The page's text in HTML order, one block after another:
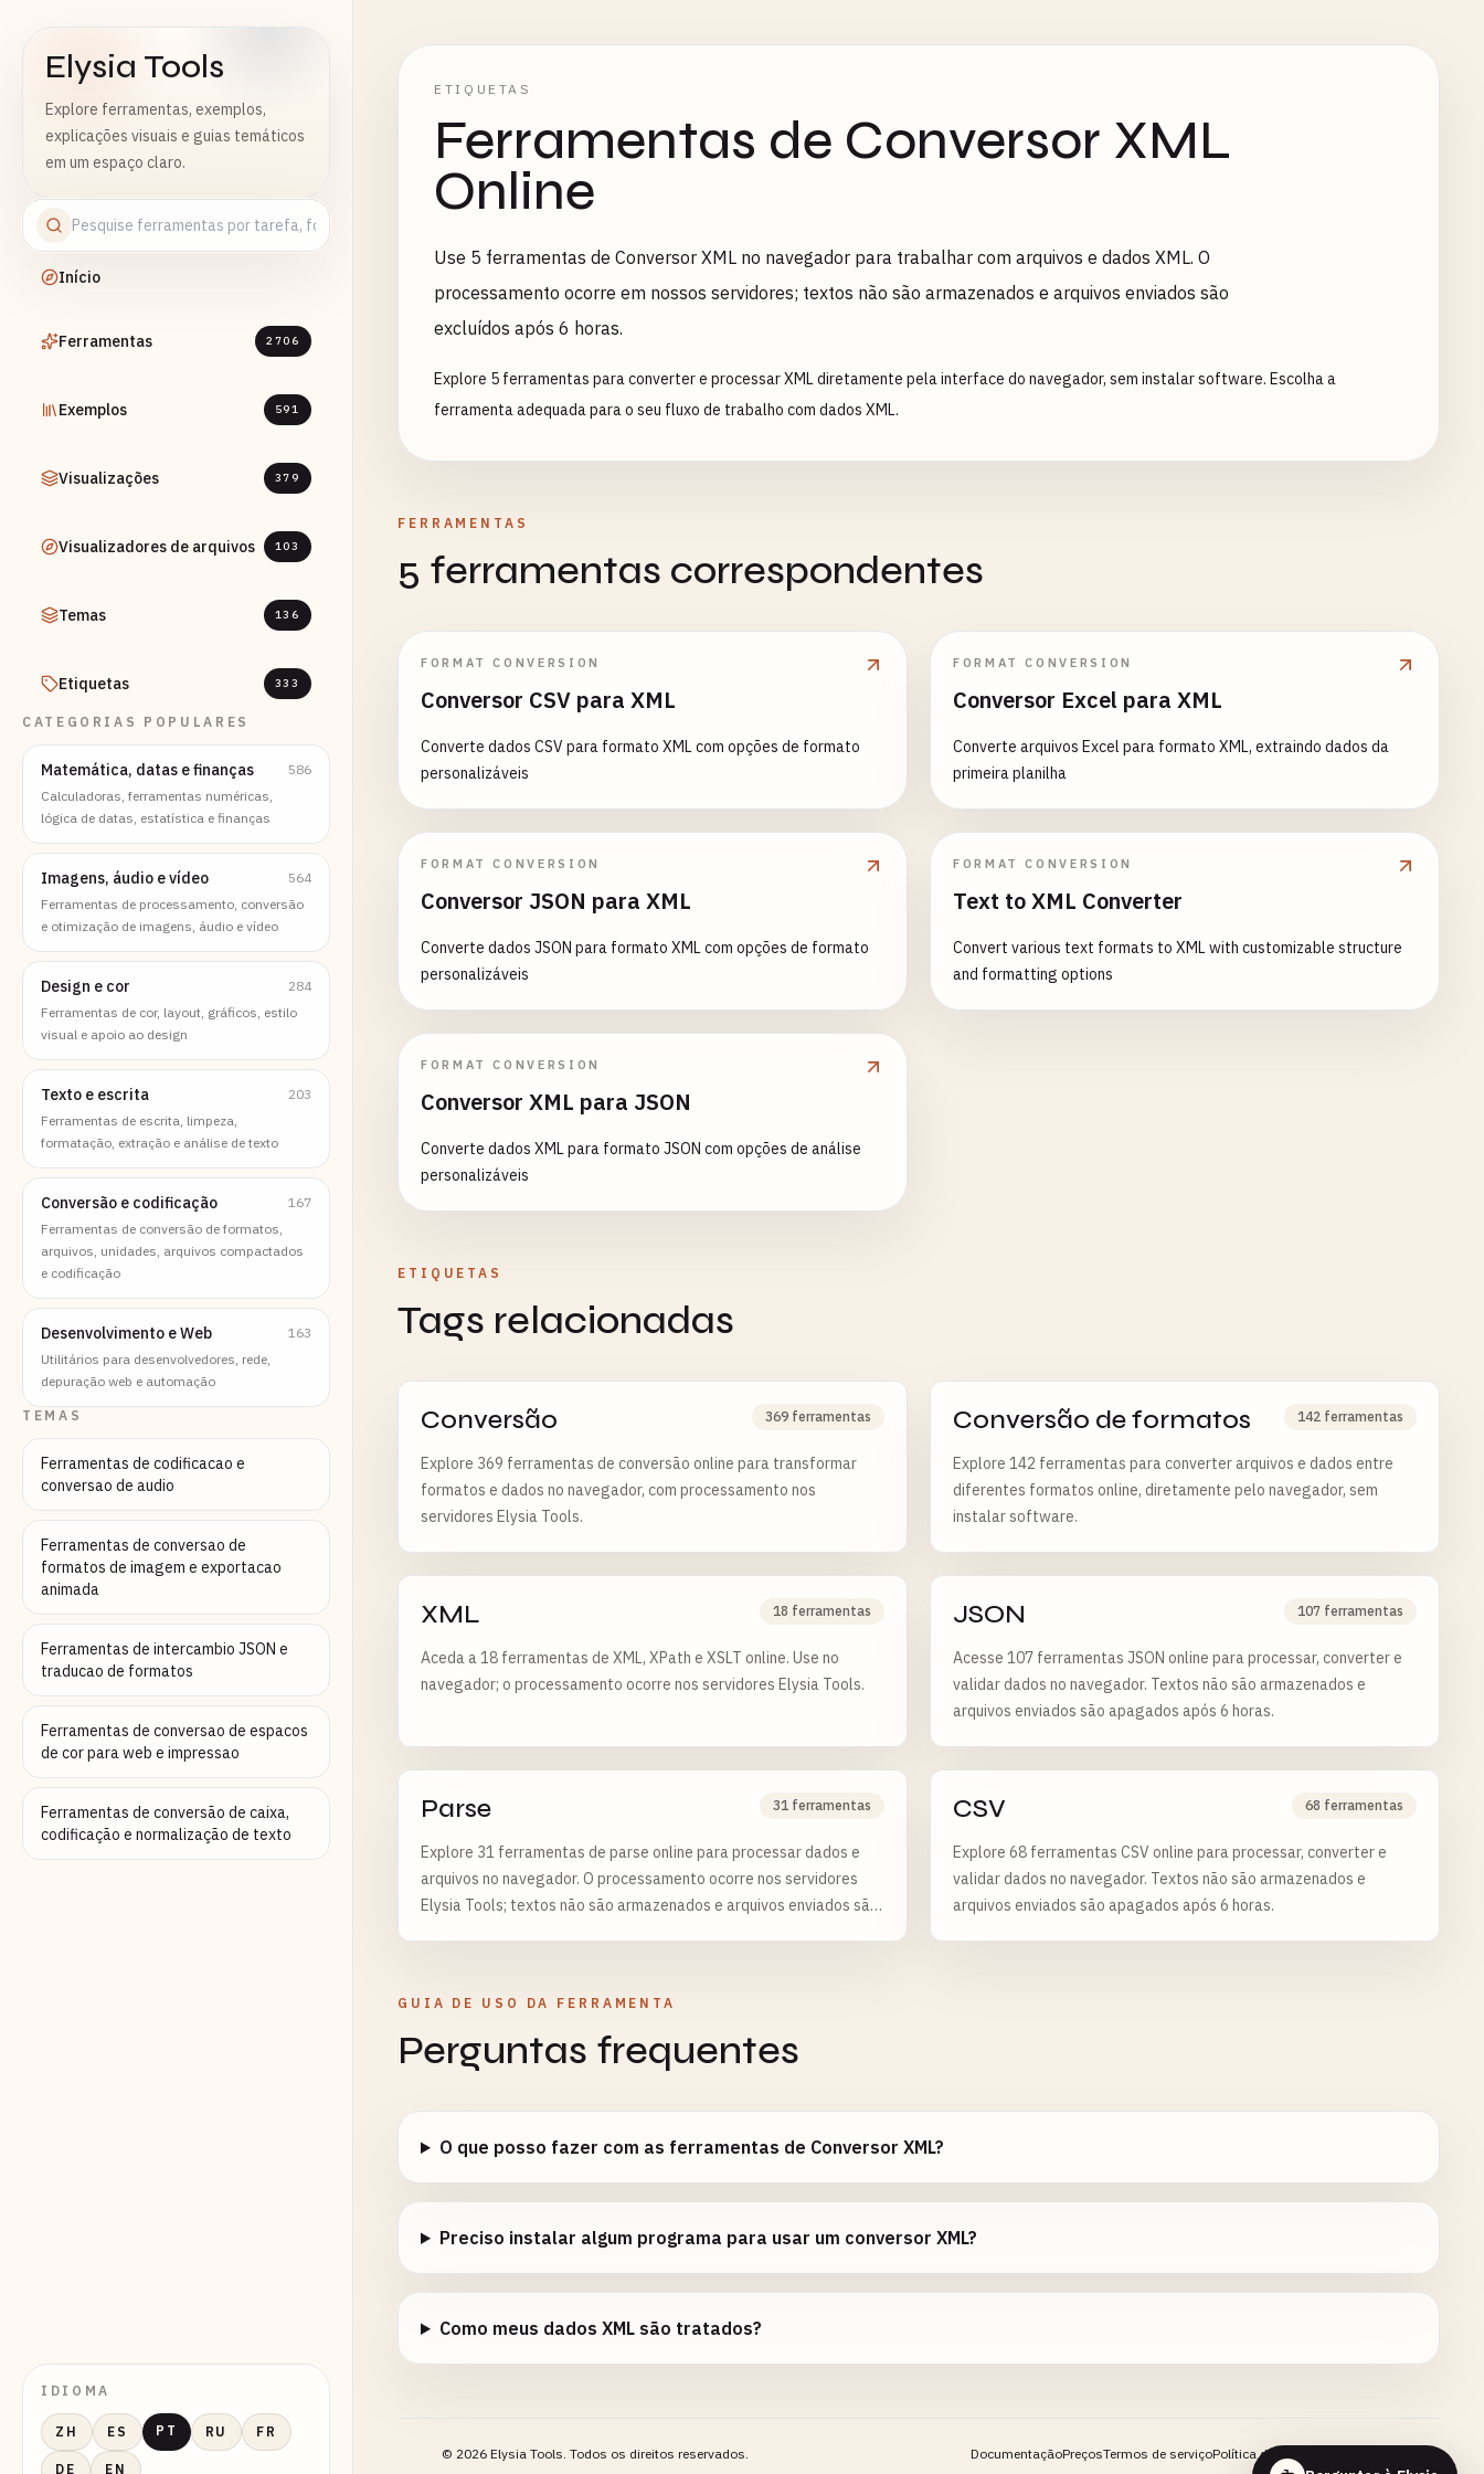
Elysia Tools
Explore ferramentas, exemplos,
explicações visuais e guias temáticos
em um espaço claro.
Início
Ferramentas 2706
Exemplos 591
Visualizações 379
Visualizadores de arquivos 103
Temas 136
Etiquetas 333
CATEGORIAS POPULARES
Matemática, datas e finanças
586
Calculadoras, ferramentas numéricas,
lógica de datas, estatística e finanças
Imagens, áudio e vídeo
564
Ferramentas de processamento, conversão
e otimização de imagens, áudio e vídeo
Design e cor
284
Ferramentas de cor, layout, gráficos, estilo
visual e apoio ao design
Texto e escrita
203
Ferramentas de escrita, limpeza,
formatação, extração e análise de texto
Conversão e codificação
167
Ferramentas de conversão de formatos,
arquivos, unidades, arquivos compactados
e codificação
Desenvolvimento e Web
163
Utilitários para desenvolvedores, rede,
depuração web e automação
TEMAS
Ferramentas de codificacao e
conversao de audio
Ferramentas de conversao de
formatos de imagem e exportacao
animada
Ferramentas de intercambio JSON e
traducao de formatos
Ferramentas de conversao de espacos
de cor para web e impressao
Ferramentas de conversão de caixa,
codificação e normalização de texto
IDIOMA
ZH ES PT RU FR
DE EN
ETIQUETAS
Ferramentas de Conversor XML
Online
Use 5 ferramentas de Conversor XML no navegador para trabalhar com arquivos e dados XML. O
processamento ocorre em nossos servidores; textos não são armazenados e arquivos enviados são
excluídos após 6 horas.
Explore 5 ferramentas para converter e processar XML diretamente pela interface do navegador, sem instalar software. Escolha a
ferramenta adequada para o seu fluxo de trabalho com dados XML.
FERRAMENTAS
5 ferramentas correspondentes
FORMAT CONVERSION
Conversor CSV para XML
Converte dados CSV para formato XML com opções de formato
personalizáveis
FORMAT CONVERSION
Conversor Excel para XML
Converte arquivos Excel para formato XML, extraindo dados da
primeira planilha
FORMAT CONVERSION
Conversor JSON para XML
Converte dados JSON para formato XML com opções de formato
personalizáveis
FORMAT CONVERSION
Text to XML Converter
Convert various text formats to XML with customizable structure
and formatting options
FORMAT CONVERSION
Conversor XML para JSON
Converte dados XML para formato JSON com opções de análise
personalizáveis
ETIQUETAS
Tags relacionadas
Conversão 369 ferramentas
Explore 369 ferramentas de conversão online para transformar
formatos e dados no navegador, com processamento nos
servidores Elysia Tools.
Conversão de formatos 142 ferramentas
Explore 142 ferramentas para converter arquivos e dados entre
diferentes formatos online, diretamente pelo navegador, sem
instalar software.
XML 18 ferramentas
Aceda a 18 ferramentas de XML, XPath e XSLT online. Use no
navegador; o processamento ocorre nos servidores Elysia Tools.
JSON 107 ferramentas
Acesse 107 ferramentas JSON online para processar, converter e
validar dados no navegador. Textos não são armazenados e
arquivos enviados são apagados após 6 horas.
Parse 31 ferramentas
Explore 31 ferramentas de parse online para processar dados e
arquivos no navegador. O processamento ocorre nos servidores
Elysia Tools; textos não são armazenados e arquivos enviados são
CSV 68 ferramentas
Explore 68 ferramentas CSV online para processar, converter e
validar dados no navegador. Textos não são armazenados e
arquivos enviados são apagados após 6 horas.
GUIA DE USO DA FERRAMENTA
Perguntas frequentes
O que posso fazer com as ferramentas de Conversor XML?
Preciso instalar algum programa para usar um conversor XML?
Como meus dados XML são tratados?
© 2026 Elysia Tools. Todos os direitos reservados. DocumentaçãoPreçosTermos de serviçoPolítica de privacidade